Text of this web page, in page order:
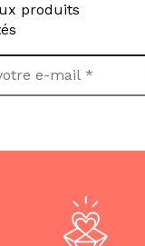
produits